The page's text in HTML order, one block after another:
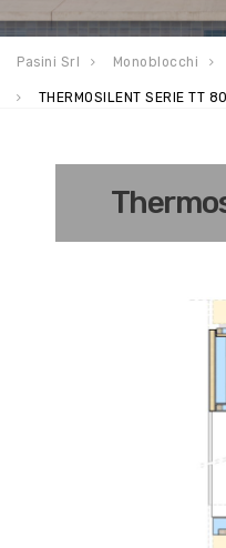
Pasini Srl Monoblocchi
THERMOSILENT SERIE TT 80